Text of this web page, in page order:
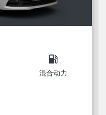
local_gas_station
混合动力